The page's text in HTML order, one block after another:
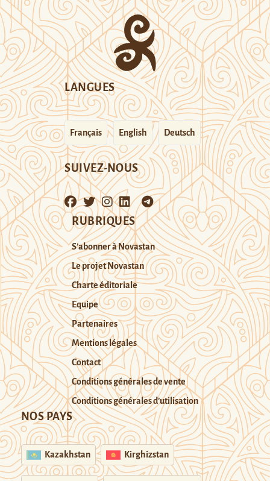
LANGUES
Français English Deutsch
SUIVEZ-NOUS
RUBRIQUES
S’abonner à Novastan
Le projet Novastan
Charte éditoriale
Equipe
Partenaires
Mentions légales
Contact
Conditions générales de vente
Conditions générales d’utilisation
NOS PAYS
Kazakhstan Kirghizstan